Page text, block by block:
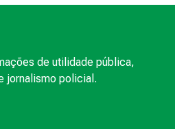
de utilidade pública,
jornalismo policial.